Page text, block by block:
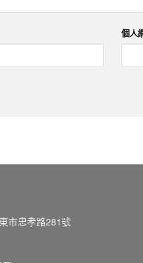
個人
市忠孝路281號